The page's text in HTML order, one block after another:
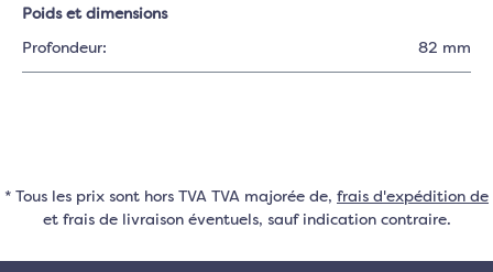
Poids et dimensions
Profondeur: 82 mm
* Tous les prix sont hors TVA TVA majorée de, frais d'expédition de
et frais de livraison éventuels, sauf indication contraire.